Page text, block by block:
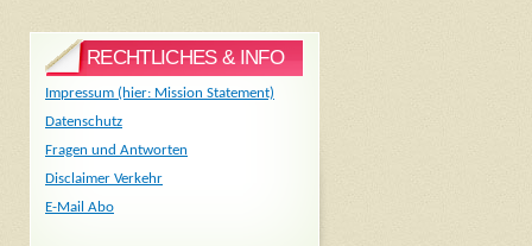
RECHTLICHES & INFO
Impressum (hier: Mission Statement)
Datenschutz
Fragen und Antworten
Disclaimer Verkehr
E-Mail Abo